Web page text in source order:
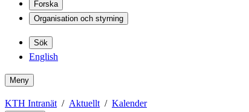
Forska
Organisation och styrning
Sök
English
Meny
KTH Intranät Aktuellt Kalender